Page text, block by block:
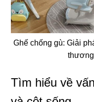
Ghế chống gù: Giải
Tìm hiểu về